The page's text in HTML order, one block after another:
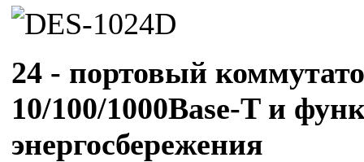
24 - портовый
10/100/1000Base-T и
энергосбережения